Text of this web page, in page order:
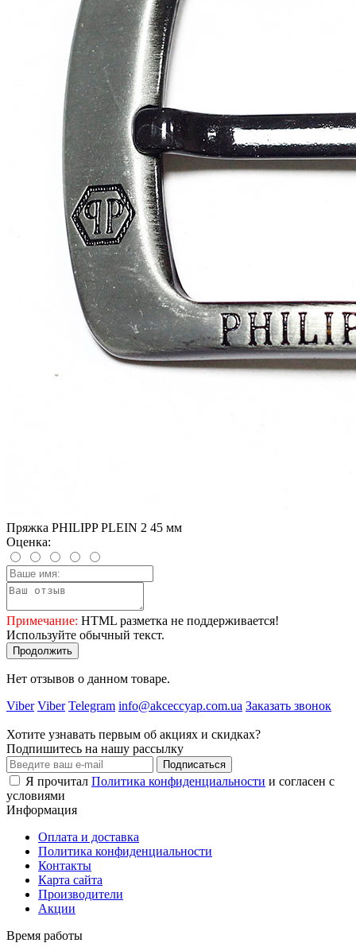
Пряжка PHILIPP PLEIN 2 45 мм
Оценка:
Примечание: HTML разметка не поддерживается!
Используйте обычный текст.
Продолжить
Нет отзывов о данном товаре.
Viber Viber Telegram info@akceccyap.com.ua Заказать звонок
Хотите узнавать первым об акциях и скидках?
Подпишитесь на нашу рассылку
Подписаться
Я прочитал Политика конфиденциальности и согласен с
условиями
Информация
Оплата и доставка
Политика конфиденциальности
Контакты
Карта сайта
Производители
Акции
Время работы